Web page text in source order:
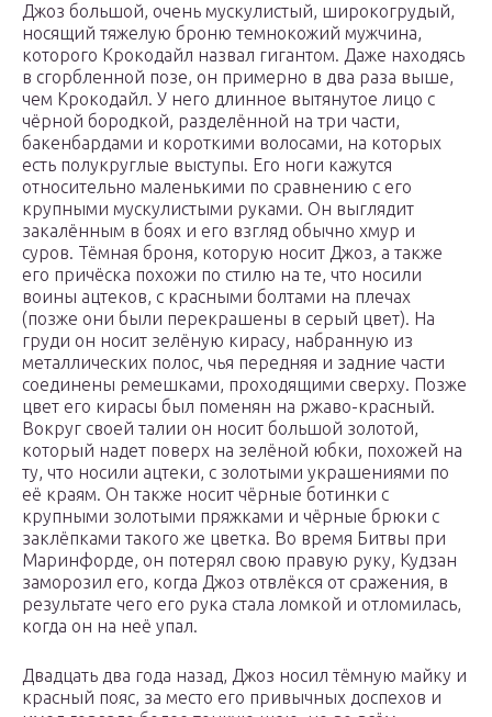
Джоз большой, очень мускулистый, широкогрудый,
носящий тяжелую броню темнокожий мужчина,
которого Крокодайл назвал гигантом. Даже находясь
в сгорбленной позе, он примерно в два раза выше,
чем Крокодайл. У него длинное вытянутое лицо с
чёрной бородкой, разделённой на три части,
бакенбардами и короткими волосами, на которых
есть полукруглые выступы. Его ноги кажутся
относительно маленькими по сравнению с его
крупными мускулистыми руками. Он выглядит
закалённым в боях и его взгляд обычно хмур и
суров. Тёмная броня, которую носит Джоз, а также
его причёска похожи по стилю на те, что носили
воины ацтеков, с красными болтами на плечах
(позже они были перекрашены в серый цвет). На
груди он носит зелёную кирасу, набранную из
металлических полос, чья передняя и задние части
соединены ремешками, проходящими сверху. Позже
цвет его кирасы был поменян на ржаво-красный.
Вокруг своей талии он носит большой золотой,
который надет поверх на зелёной юбки, похожей на
ту, что носили ацтеки, с золотыми украшениями по
её краям. Он также носит чёрные ботинки с
крупными золотыми пряжками и чёрные брюки с
заклёпками такого же цветка. Во время Битвы при
Маринфорде, он потерял свою правую руку, Кудзан
заморозил его, когда Джоз отвлёкся от сражения, в
результате чего его рука стала ломкой и отломилась,
когда он на неё упал.
Двадцать два года назад, Джоз носил тёмную майку и
красный пояс, за место его привычных доспехов и